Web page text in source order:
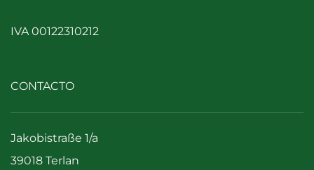
IVA 00122310212
CONTACTO
Jakobistraße 1/a
39018 Terlan